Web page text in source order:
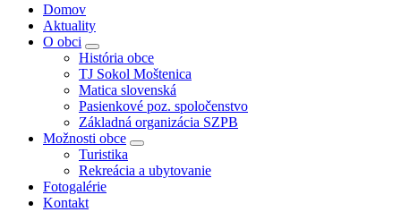
Domov
Aktuality
O obci
História obce
TJ Sokol Moštenica
Matica slovenská
Pasienkové poz. spoločenstvo
Základná organizácia SZPB
Možnosti obce
Turistika
Rekreácia a ubytovanie
Fotogalérie
Kontakt